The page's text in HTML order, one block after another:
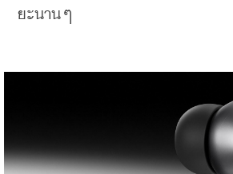
ยะนานๆ